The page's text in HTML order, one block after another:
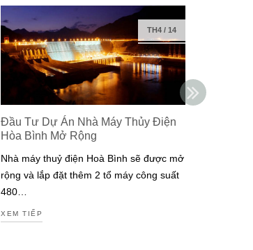
TH4 / 14
Đầu Tư Dự Án Nhà Máy Thủy Điện
Hòa Bình Mở Rộng
Nhà máy thuỷ điện Hoà Bình sẽ được mở
rộng và lắp đặt thêm 2 tổ máy công suất
480…
XEM TIẾP